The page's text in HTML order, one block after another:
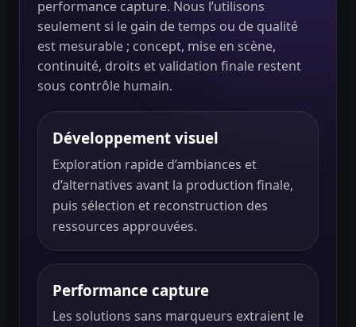
performance capture. Nous l’utilisons
seulement si le gain de temps ou de qualité
est mesurable ; concept, mise en scène,
continuité, droits et validation finale restent
sous contrôle humain.
Développement visuel
Exploration rapide d’ambiances et
d’alternatives avant la production finale,
puis sélection et reconstruction des
ressources approuvées.
Performance capture
Les solutions sans marqueurs extraient le